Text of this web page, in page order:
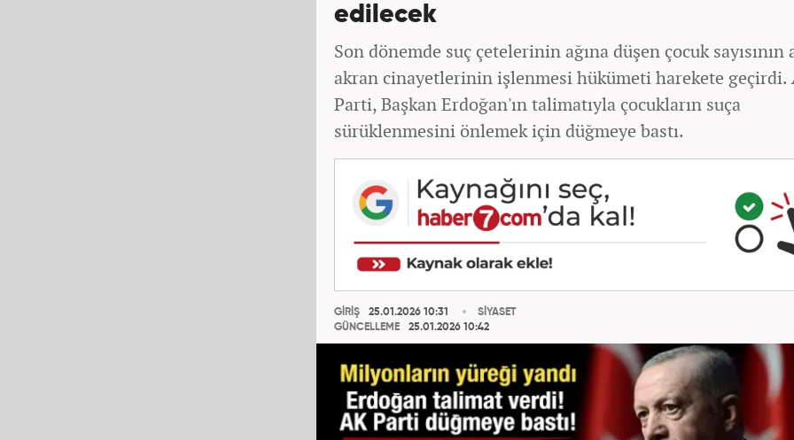
edilecek
Son dönemde suç çetelerinin ağına düşen çocuk sayısının
akran cinayetlerinin işlenmesi hükümeti harekete geçirdi.
Parti, Başkan Erdoğan'ın talimatıyla çocukların suça
sürüklenmesini önlemek için düğmeye bastı.
GİRİŞ
25.01.2026 10:31
GÜNCELLEME
25.01.2026 10:42
SİYASET